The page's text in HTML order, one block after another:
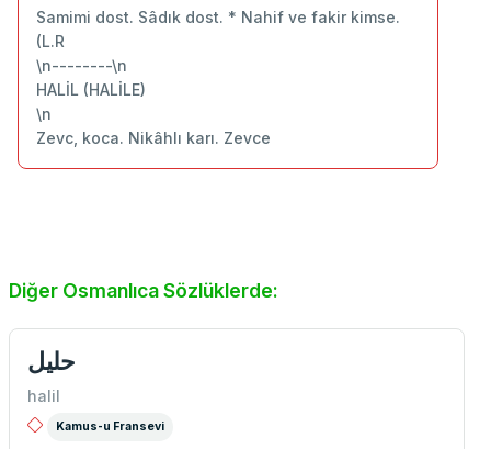
Samimi dost. Sâdık dost. * Nahif ve fakir kimse.
(L.R
\n--------\n
HALİL (HALİLE)
\n
Zevc, koca. Nikâhlı karı. Zevce
Diğer Osmanlıca Sözlüklerde:
حلیل
halil
Kamus-u Fransevi